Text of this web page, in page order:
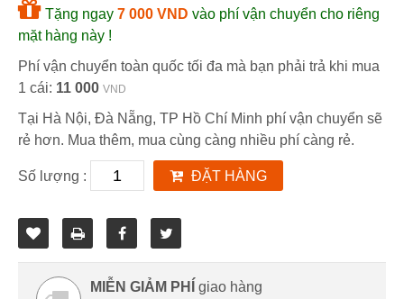
Tặng ngay 7 000 VND vào phí vận chuyển cho riêng
mặt hàng này !
Phí vận chuyển toàn quốc tối đa mà bạn phải trả khi mua
1 cái: 11 000 VND
Tại Hà Nội, Đà Nẵng, TP Hồ Chí Minh phí vận chuyển sẽ
rẻ hơn. Mua thêm, mua cùng càng nhiều phí càng rẻ.
Số lượng : ĐẶT HÀNG
MIỄN GIẢM PHÍ
giao hàng